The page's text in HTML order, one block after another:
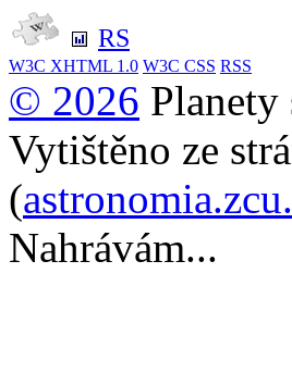
RS
W3C XHTML 1.0 W3C CSS RSS
© 2026 Planety
Vytištěno ze
(
Nahrávám...